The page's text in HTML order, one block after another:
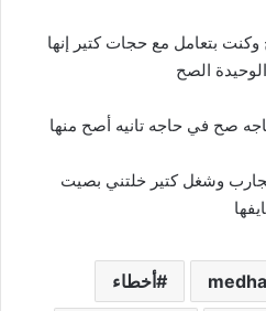
بتعامل مع حجات كتير إنها
الصح
صح في حاجه تانيه أصح منها
وشغل كتير خلتني بصيت
أخطاء